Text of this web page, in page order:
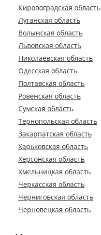
Кировоградская область
Луганская область
Волынская область
Львовская область
Николаевская область
Одесская область
Полтавская область
Ровенская область
Сумская область
Тернопольская область
Закарпатская область
Харьковская область
Херсонская область
Хмельницкая область
Черкасская область
Черниговская область
Черновецкая область